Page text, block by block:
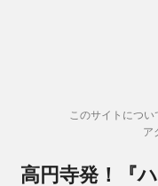
このサイトにつ
ア
高円寺発！『